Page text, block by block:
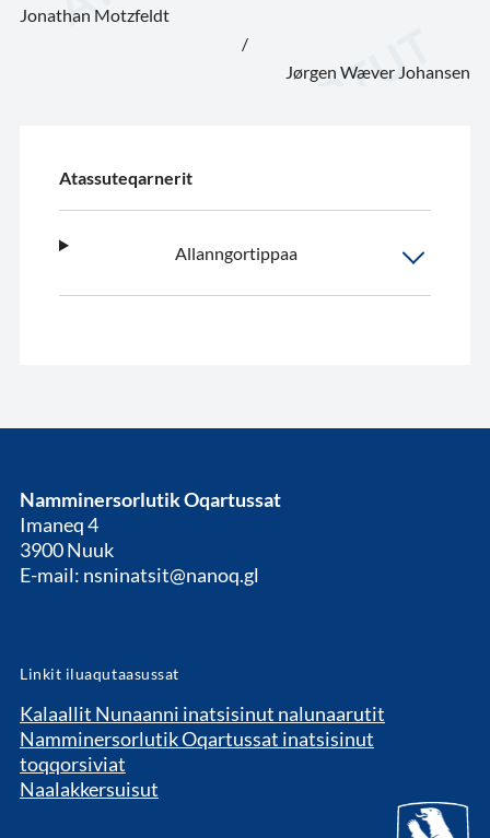
Jonathan Motzfeldt
/
Jørgen Wæver Johansen
Atassuteqarnerit
Allanngortippaa
Namminersorlutik Oqartussat
Imaneq 4
3900 Nuuk
E-mail: nsninatsit@nanoq.gl
Linkit iluaqutaasussat
Kalaallit Nunaanni inatsisinut nalunaarutit
Namminersorlutik Oqartussat inatsisinut
toqqorsiviat
Naalakkersuisut